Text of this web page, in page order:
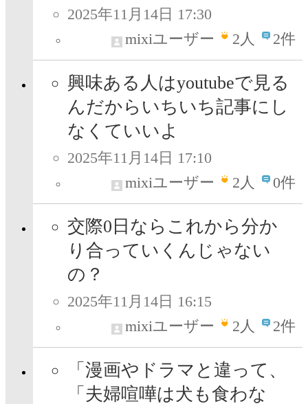
2025年11月14日 17:30
mixiユーザー
2人 2件
興味ある人はyoutubeで見る
んだからいちいち記事にし
なくていいよ
2025年11月14日 17:10
mixiユーザー
2人 0件
交際0日ならこれから分か
り合っていくんじゃない
の？
2025年11月14日 16:15
mixiユーザー
2人 2件
「漫画やドラマと違って、
「夫婦喧嘩は犬も食わな